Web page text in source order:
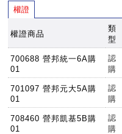
權證
權證商品
類
型
700688 營邦統一6A購
01
認
購
701097 營邦元大5A購
01
認
購
708460 營邦凱基5B購
01
認
購